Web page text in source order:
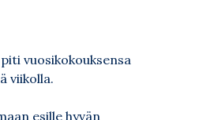
vuosikokouksensa
viikolla.
esille hyvän